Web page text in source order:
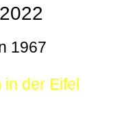
1967
der Eifel